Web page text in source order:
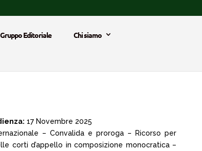
Gruppo Editoriale
Chi siamo
17 Novembre 2025
– Convalida e proroga – Ricorso per
corti d’appello in composizione monocratica –